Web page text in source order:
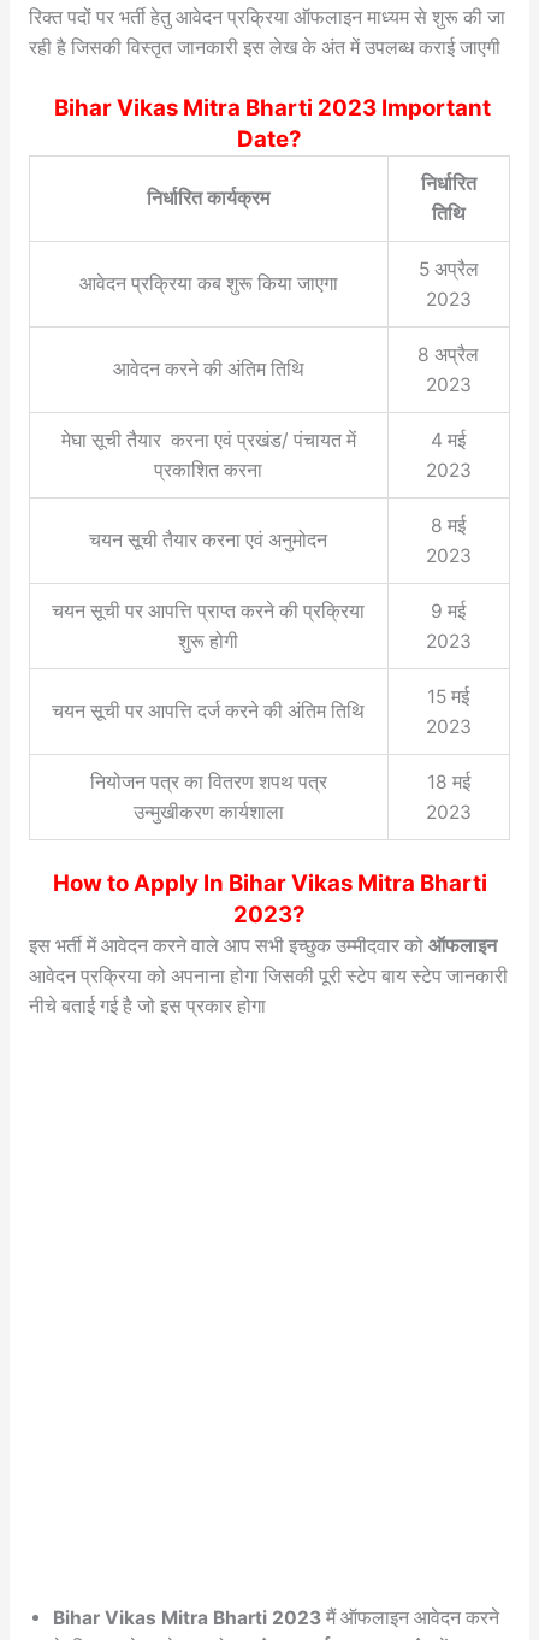
रिक्त पदों पर भर्ती हेतु आवेदन प्रक्रिया ऑफलाइन माध्यम से शुरू की जा
रही है जिसकी विस्तृत जानकारी इस लेख के अंत में उपलब्ध कराई जाएगी
Bihar Vikas Mitra Bharti 2023 Important
Date?
निर्धारित कार्यक्रम
निर्धारित
तिथि
आवेदन प्रक्रिया कब शुरू किया जाएगा
5 अप्रैल
2023
आवेदन करने की अंतिम तिथि
8 अप्रैल
2023
मेघा सूची तैयार करना एवं प्रखंड/ पंचायत में
प्रकाशित करना
4 मई
2023
चयन सूची तैयार करना एवं अनुमोदन
8 मई
2023
चयन सूची पर आपत्ति प्राप्त करने की प्रक्रिया
शुरू होगी
9 मई
2023
चयन सूची पर आपत्ति दर्ज करने की अंतिम तिथि
15 मई
2023
नियोजन पत्र का वितरण शपथ पत्र
उन्मुखीकरण कार्यशाला
18 मई
2023
How to Apply In Bihar Vikas Mitra Bharti
2023?
इस भर्ती में आवेदन करने वाले आप सभी इच्छुक उम्मीदवार को ऑफलाइन
आवेदन प्रक्रिया को अपनाना होगा जिसकी पूरी स्टेप बाय स्टेप जानकारी
नीचे बताई गई है जो इस प्रकार होगा
Bihar Vikas Mitra Bharti 2023 मैं ऑफलाइन आवेदन करने